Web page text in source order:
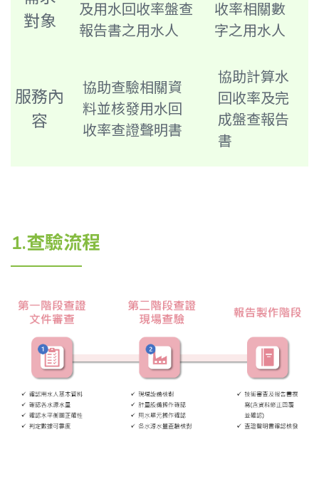
對象
及用水回收率盤查
報告書之用水人
收率相關數
字之用水人
服務內
容
協助查驗相關資
料並核發用水回
收率查證聲明書
協助計算水
回收率及完
成盤查報告
書
1.查驗流程